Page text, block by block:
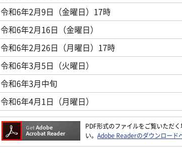
令和6年2月9日（金曜日）17時
令和6年2月16日（金曜日）
令和6年2月26日（月曜日）17時
令和6年3月5日（火曜日）
令和6年3月中旬
令和6年4月1日（月曜日）
PDF形式のファイルをご覧いただ
い。 Adobe Readerのダウンロード